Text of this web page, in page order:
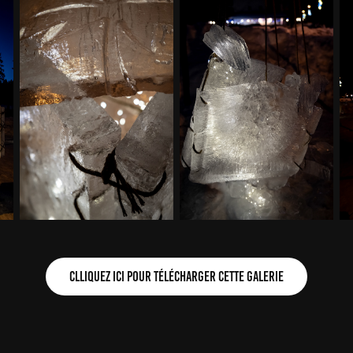
Clliquez ici pour télécharger cette galerie